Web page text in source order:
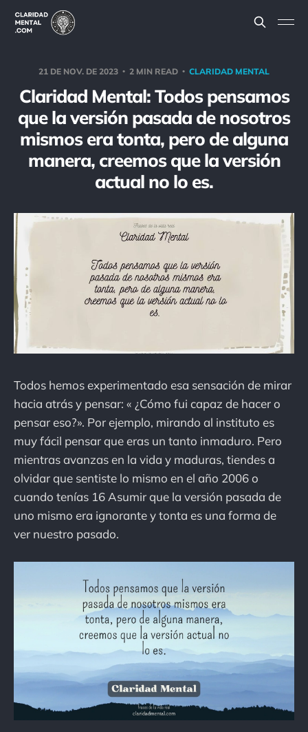
21 DE NOV. DE 2023 2 MIN READ CLARIDAD MENTAL
Claridad Mental: Todos pensamos
que la versión pasada de nosotros
mismos era tonta, pero de alguna
manera, creemos que la versión
actual no lo es.
Todos hemos experimentado esa sensación de mirar
hacia atrás y pensar: « ¿Cómo fui capaz de hacer o
pensar eso?». Por ejemplo, mirando al instituto es
muy fácil pensar que eras un tanto inmaduro. Pero
mientras avanzas en la vida y maduras, tiendes a
olvidar que sentiste lo mismo en el año 2006 o
cuando tenías 16 Asumir que la versión pasada de
uno mismo era ignorante y tonta es una forma de
ver nuestro pasado.